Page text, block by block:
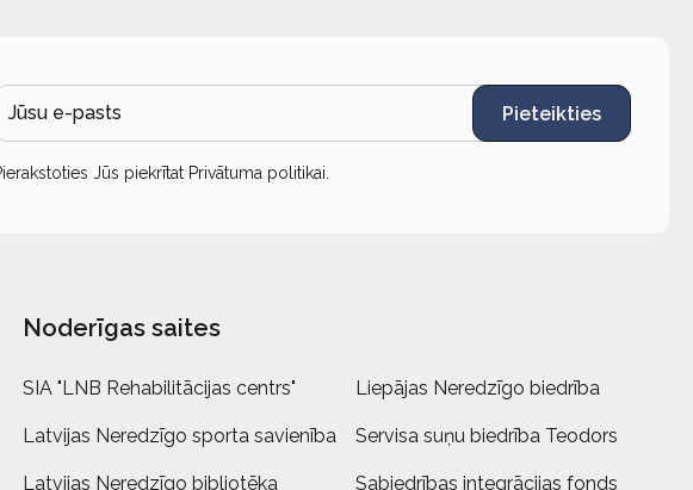
Pieteikties
Jūs piekrītat Privātuma politikai
Noderīgas saites
SIA "LNB Rehabilitācijas centrs" Liepājas Neredzīgo biedrība
Latvijas Neredzīgo sporta savienība Servisa suņu biedrība Teodors
Latvijas Neredzīgo bibliotēka Sabiedrības integrācijas fonds